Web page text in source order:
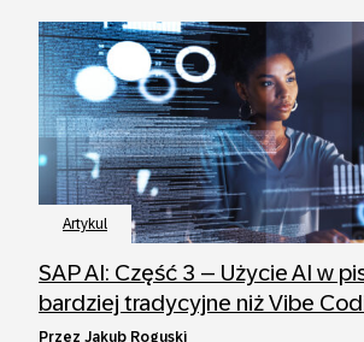
Artykul
SAP AI: Część 3 – Użycie AI w
bardziej tradycyjne niż Vibe
przez Jakub Roguski